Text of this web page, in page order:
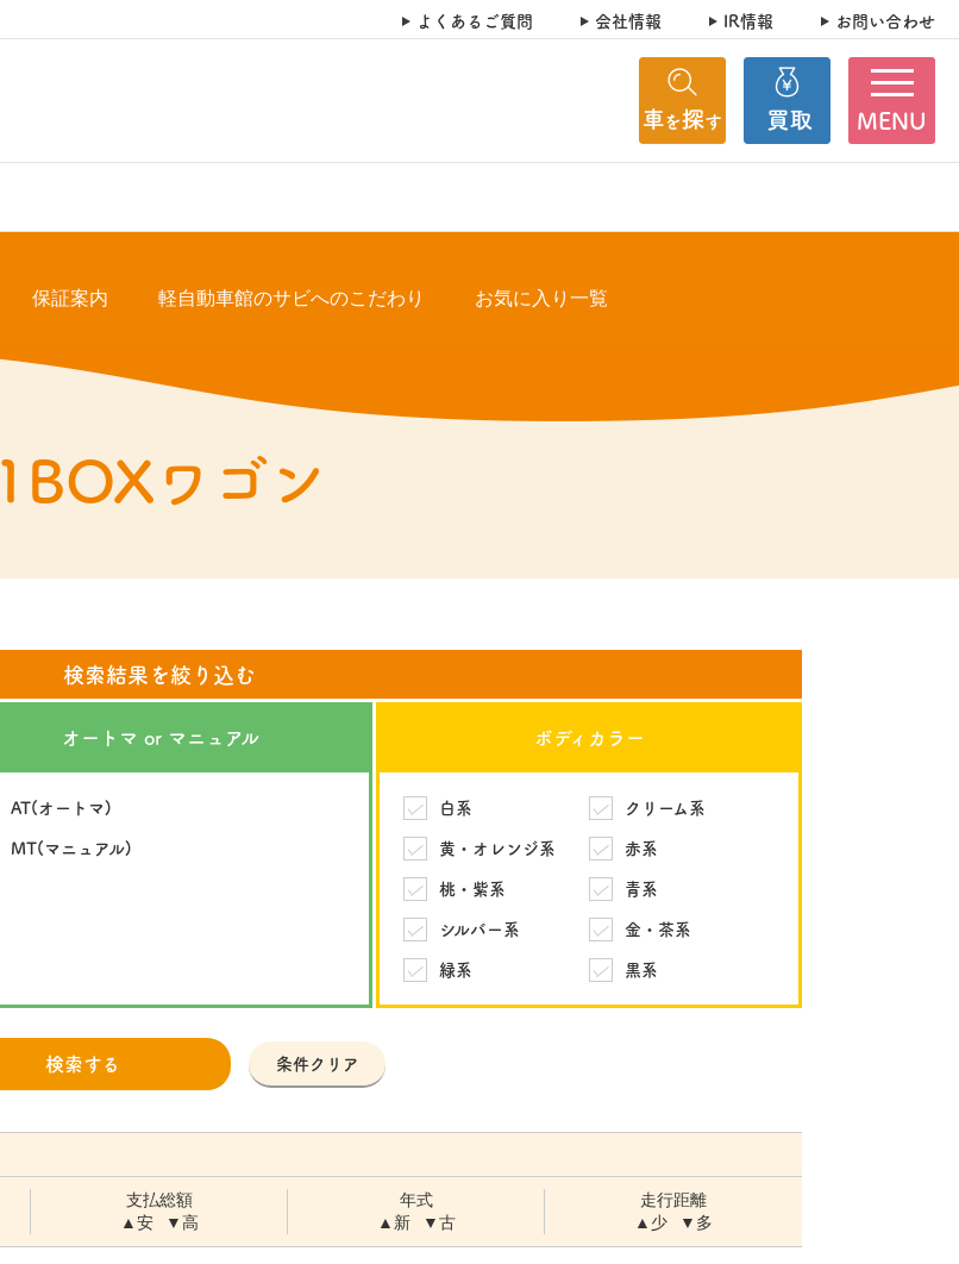
よくあるご質問 会社情報 IR情報 お問い合わせ
MENU
保証案内 軽自動車館のサビへのこだわり お気に入り一覧
1BOXワゴン
検索結果を絞り込む
ボディカラー
オートマ or マニュアル
白系
クリーム系
黄・オレンジ系
赤系
桃・紫系
青系
シルバー系
金・茶系
緑系
黒系
AT(オートマ)
MT(マニュアル)
検索する 条件クリア
支払総額
▲安
▼高
年式
▲新
▼古
走行距離
▲少
▼多